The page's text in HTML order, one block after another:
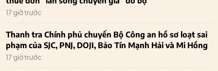
17 giờ trước
Thanh tra Chính phủ chuyển Bộ Công an hồ sơ loạt sai
phạm của SJC, PNJ, DOJI, Bảo Tín Mạnh Hải và Mi Hồng
17 giờ trước